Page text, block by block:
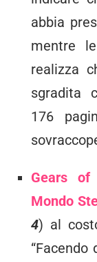
abbia
mentre
realizza
sgradita
176
Gears
Mondo
4) al
“Facendo